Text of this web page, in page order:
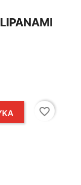
favorite_border